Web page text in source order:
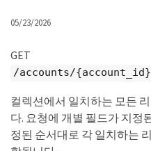
05/23/2026
GET
/accounts/
컬렉션에서 일치하는 모든
다. 요청에 개별 필드가 지정
정된 순서대로 각 일치하는